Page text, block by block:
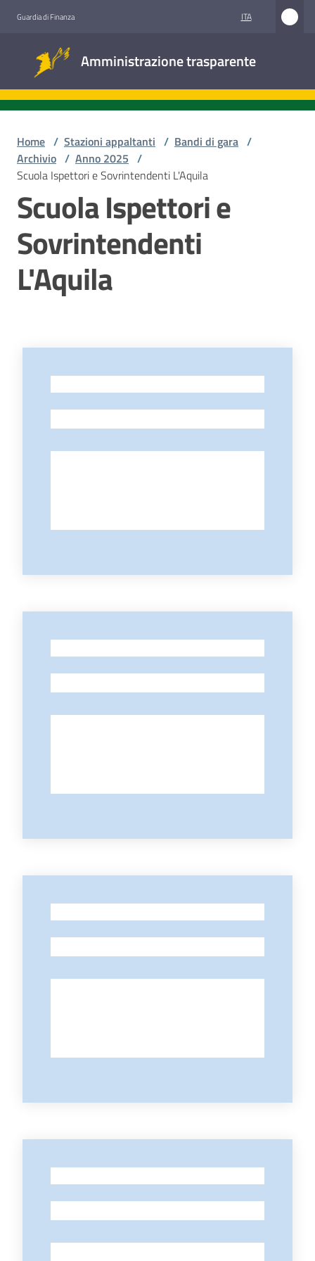
Guardia di Finanza ITA
Amministrazione trasparente
trasparente
civico
Stazioni
appaltanti
Contatti
Home / Stazioni appaltanti / Bandi di gara /
Archivio / Anno 2025 /
Scuola Ispettori e Sovrintendenti L'Aquila
Scuola Ispettori e
Sovrintendenti
L'Aquila
-
-
-
-